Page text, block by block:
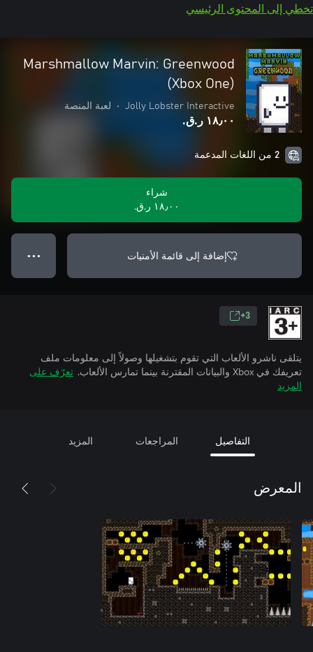
تخطي إلى المحتوى الرئيسي
Marshmallow Marvin: Greenwood
(Xbox One)
Jolly Lobster Interactive
• لعبة المنصة
١٨٫٠٠ ر.ق.‏
2 من اللغات المدعمة
شراء
١٨٫٠٠ ر.ق.‏
إضافة إلى قائمة الأمنيات ● ● ●
3+
يتلقى ناشرو الألعاب التي تقوم بتشغيلها وصولاً إلى معلومات ملف
تعريفك في Xbox والبيانات المقترنة بينما تمارس الألعاب.
تعرّف على
المزيد
التفاصيل المراجعات المزيد
المعرض